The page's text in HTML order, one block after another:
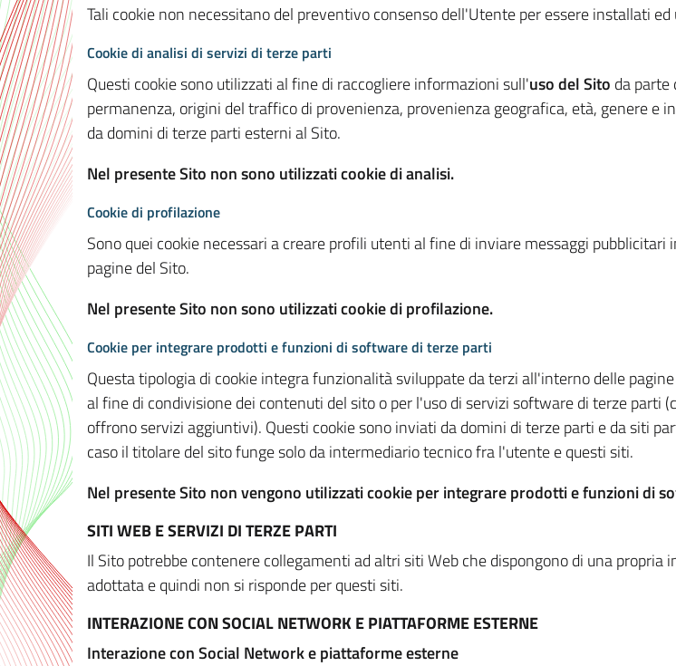
Tali cookie non necessitano del preventivo consenso dell'Utente per essere installati
Cookie di analisi di servizi di terze parti
Questi cookie sono utilizzati al fine di raccogliere informazioni sull'uso del Sito da
permanenza, origini del traffico di provenienza, provenienza geografica, età, genere e
da domini di terze parti esterni al Sito.
Nel presente Sito non sono utilizzati cookie di analisi.
Cookie di profilazione
Sono quei cookie necessari a creare profili utenti al fine di inviare messaggi
pagine del Sito.
Nel presente Sito non sono utilizzati cookie di profilazione.
Cookie per integrare prodotti e funzioni di software di terze parti
Questa tipologia di cookie integra funzionalità sviluppate da terzi all'interno delle
al fine di condivisione dei contenuti del sito o per l'uso di servizi software di terze
offrono servizi aggiuntivi). Questi cookie sono inviati da domini di terze parti e da siti
caso il titolare del sito funge solo da intermediario tecnico fra l'utente e questi siti.
Nel presente Sito non vengono utilizzati cookie per integrare prodotti e funzioni di
SITI WEB E SERVIZI DI TERZE PARTI
Il Sito potrebbe contenere collegamenti ad altri siti Web che dispongono di una
adottata e quindi non si risponde per questi siti.
INTERAZIONE CON SOCIAL NETWORK E PIATTAFORME ESTERNE
Interazione con Social Network e piattaforme esterne